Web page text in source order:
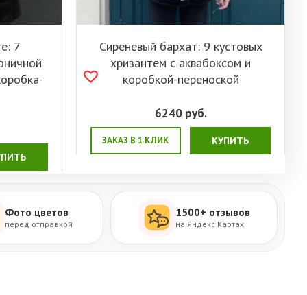
7
Сиреневый бархат: 9 кустовых
хризантем с аквабоксом и
коробкой-переноской
6240руб.
ЗАКАЗ В 1 КЛИК КУПИТЬ
Фото цветов
перед отправкой
1500+ отзывов
на Яндекс Картах